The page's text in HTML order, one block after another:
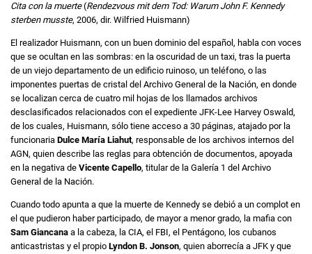
Cita con la muerte(Rendezvous mit dem Tod: Warum John F. Kennedy
sterben musste, 2006, dir. Wilfried Huismann)
El realizador Huismann, con un buen dominio del español, habla con voces
que se ocultan en las sombras: en la oscuridad de un taxi, tras la puerta
de un viejo departamento de un edificio ruinoso, un teléfono, o las
imponentes puertas de cristal del Archivo General de la Nación, en donde
se localizan cerca de cuatro mil hojas de los llamados archivos
desclasificados relacionados con el expediente JFK-Lee Harvey Oswald,
de los cuales, Huismann, sólo tiene acceso a 30 páginas, atajado por la
funcionaria Dulce María Liahut, responsable de los archivos internos del
AGN, quien describe las reglas para obtención de documentos, apoyada
en la negativa de Vicente Capello, titular de la Galería 1 del Archivo
General de la Nación.
Cuando todo apunta a que la muerte de Kennedy se debió a un complot en
el que pudieron haber participado, de mayor a menor grado, la mafia con
Sam Giancana a la cabeza, la CIA, el FBI, el Pentágono, los cubanos
anticastristas y el propio Lyndon B. Jonson, quien aborrecía a JFK y que